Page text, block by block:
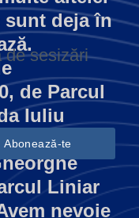
sunt deja în
de Parcul
Iuliu
de Poștă
Liniar
nevoie
sesizări